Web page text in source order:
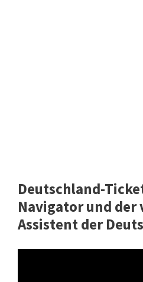
Deutschland-
Navigator und
Assistent der